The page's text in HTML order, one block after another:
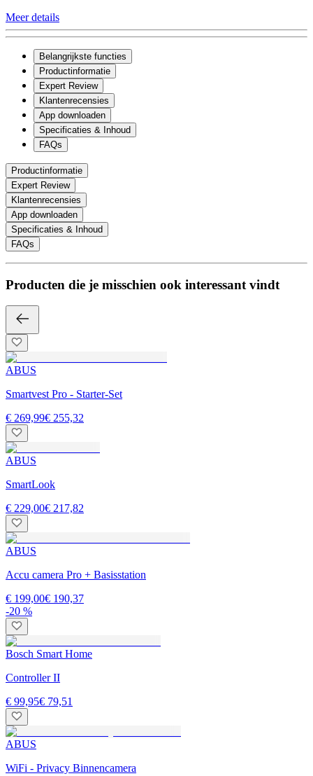
Meer details
Belangrijkste functies
Productinformatie
Expert Review
Klantenrecensies
App downloaden
Specificaties & Inhoud
FAQs
Productinformatie
Expert Review
Klantenrecensies
App downloaden
Specificaties & Inhoud
FAQs
Producten die je misschien ook interessant vindt
ABUS
Smartvest Pro - Starter-Set
€ 269,99€ 255,32
ABUS
SmartLook
€ 229,00€ 217,82
ABUS
Accu camera Pro + Basisstation
€ 199,00€ 190,37
-20 %
Bosch Smart Home
Controller II
€ 99,95€ 79,51
ABUS
WiFi - Privacy Binnencamera